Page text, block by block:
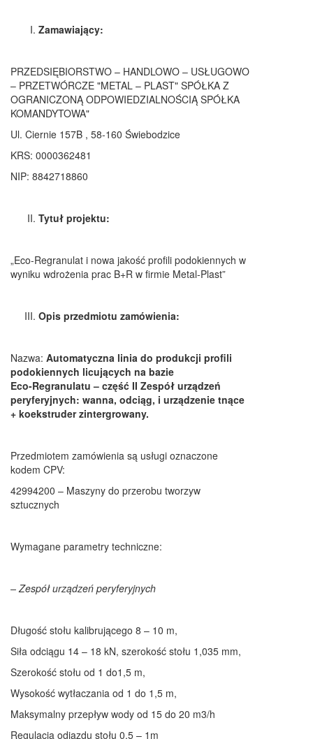
Zamawiający:
PRZEDSIĘBIORSTWO – HANDLOWO – USŁUGOWO
– PRZETWÓRCZE "METAL – PLAST" SPÓŁKA Z
OGRANICZONĄ ODPOWIEDZIALNOŚCIĄ SPÓŁKA
KOMANDYTOWA"
Ul. Ciernie 157B , 58-160 Świebodzice
KRS: 0000362481
NIP: 8842718860
Tytuł projektu:
„Eco-Regranulat i nowa jakość profili podokiennych w
wyniku wdrożenia prac B+R w firmie Metal-Plast”
Opis przedmiotu zamówienia:
Nazwa: Automatyczna linia do produkcji profili
podokiennych licujących na bazie
Eco-Regranulatu – część II Zespół urządzeń
peryferyjnych: wanna, odciąg, i urządzenie tnące
+ koekstruder zintergrowany.
Przedmiotem zamówienia są usługi oznaczone
kodem CPV:
42994200 – Maszyny do przerobu tworzyw
sztucznych
Wymagane parametry techniczne:
– Zespół urządzeń peryferyjnych
Długość stołu kalibrującego 8 – 10 m,
Siła odciągu 14 – 18 kN, szerokość stołu 1,035 mm,
Szerokość stołu od 1 do1,5 m,
Wysokość wytłaczania od 1 do 1,5 m,
Maksymalny przepływ wody od 15 do 20 m3/h
Regulacja odjazdu stołu 0,5 – 1m